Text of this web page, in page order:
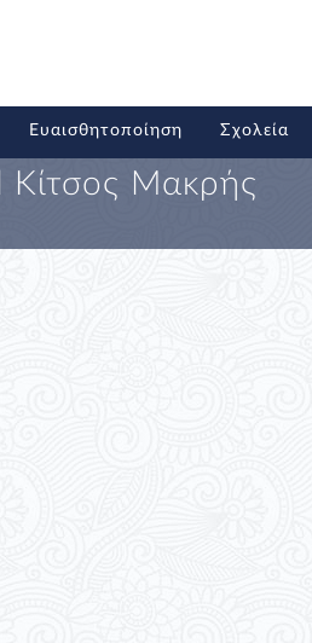
Ευαισθητοποίηση Σχολεία
Κίτσος Μακρής